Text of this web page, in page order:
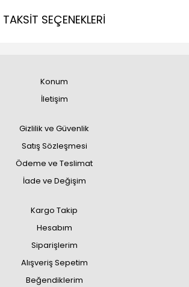
TAKSİT SEÇENEKLERİ
Konum
İletişim
Gizlilik ve Güvenlik
Satış Sözleşmesi
Ödeme ve Teslimat
İade ve Değişim
Kargo Takip
Hesabım
Siparişlerim
Alışveriş Sepetim
Beğendiklerim